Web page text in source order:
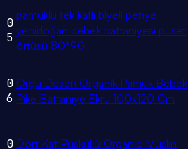
0
5
pamuklu tek katlı biyeli penye
yenidoğan bebek battaniyesi puset
örtüsü 80*90
0
6
Örgü Desen Organik Pamuk Bebek
Pike Battaniye Ekru 100x120 Cm
0 Dört Kat Püsküllü Organic Müslin